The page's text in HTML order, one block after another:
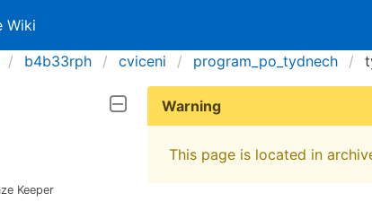
Wiki
b4b33rph cviceni program_po_tydnech
Keeper
Warning
This page is located in